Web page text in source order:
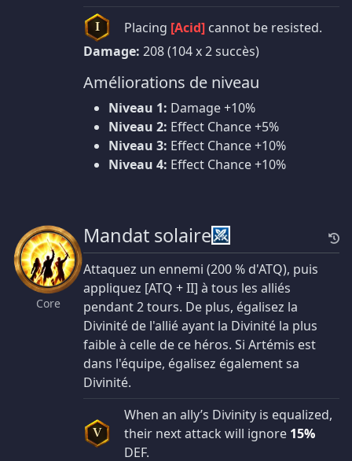
I Placing [Acid] cannot be resisted.
Damage: 208 (104 x 2 succès)
Améliorations de niveau
Niveau 1: Damage +10%
Niveau 2: Effect Chance +5%
Niveau 3: Effect Chance +10%
Niveau 4: Effect Chance +10%
Core
Mandat solaire
Attaquez un ennemi (200 % d'ATQ), puis
appliquez [ATQ + II] à tous les alliés
pendant 2 tours. De plus, égalisez la
Divinité de l'allié ayant la Divinité la plus
faible à celle de ce héros. Si Artémis est
dans l'équipe, égalisez également sa
Divinité.
V
When an ally’s Divinity is equalized,
their next attack will ignore 15%
DEF.